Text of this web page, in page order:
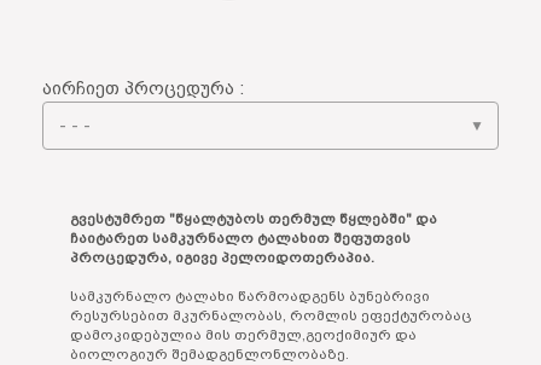
აირჩიეთ პროცედურა :
▼
გვესტუმრეთ "წყალტუბოს თერმულ წყლებში" და
ჩაიტარეთ სამკურნალო ტალახით შეფუთვის
პროცედურა, იგივე პელოიდოთერაპია.
სამკურნალო ტალახი წარმოადგენს ბუნებრივი
რესურსებით მკურნალობას, რომლის ეფექტურობაც
დამოკიდებულია მის თერმულ,გეოქიმიურ და
ბიოლოგიურ შემადგენლონლობაზე.